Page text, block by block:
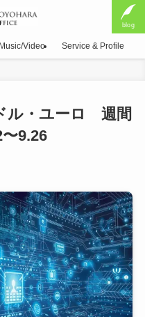
blog
Music/Video Service & Profile
ル・ユーロ 週間
9.26